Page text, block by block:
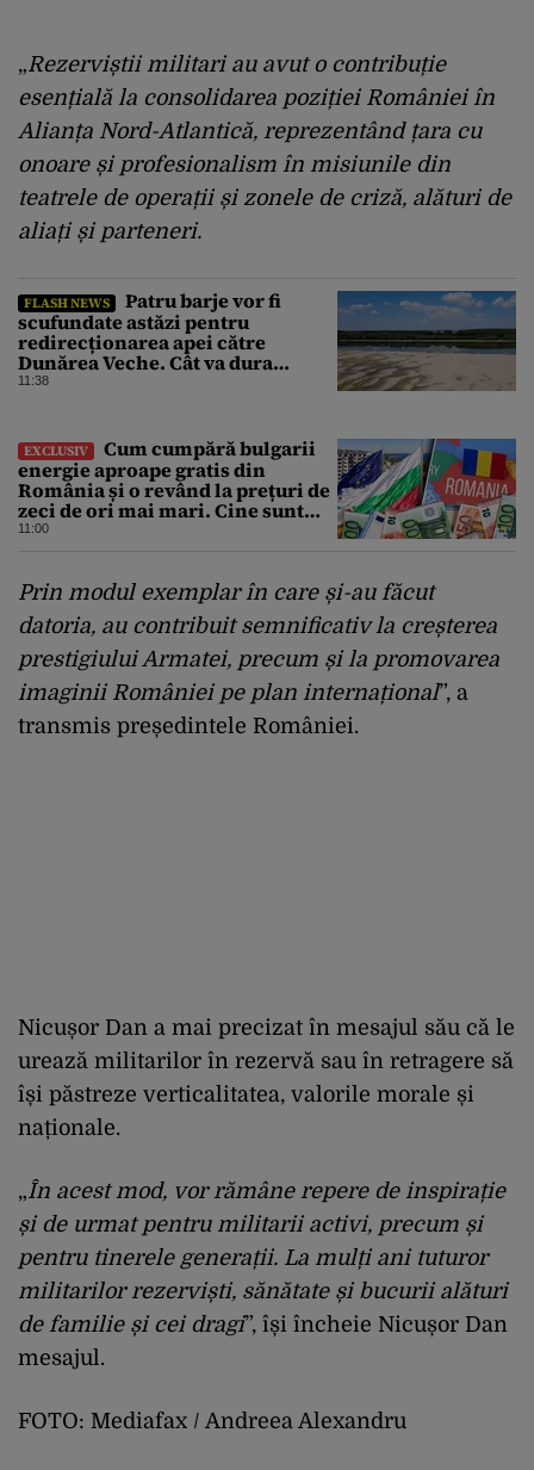
„Rezerviștii militari au avut o contribuție
esențială la consolidarea poziției României în
Alianța Nord-Atlantică, reprezentând țara cu
onoare și profesionalism în misiunile din
teatrele de operații și zonele de criză, alături de
aliați și parteneri.
FLASH NEWS
Patru barje vor fi
scufundate astăzi pentru
redirecționarea apei către
Dunărea Veche. Cât va dura
operațiunea
11:38
EXCLUSIV
Cum cumpără bulgarii
energie aproape gratis din
România și o revând la prețuri de
zeci de ori mai mari. Cine sunt
noii „băieți deștepți” din energie
11:00
Prin modul exemplar în care și-au făcut
datoria, au contribuit semnificativ la creșterea
prestigiului Armatei, precum și la promovarea
imaginii României pe plan internațional”, a
transmis președintele României.
Nicușor Dan a mai precizat în mesajul său că le
urează militarilor în rezervă sau în retragere să
își păstreze verticalitatea, valorile morale și
naționale.
„În acest mod, vor rămâne repere de inspirație
și de urmat pentru militarii activi, precum și
pentru tinerele generații. La mulți ani tuturor
militarilor rezerviști, sănătate și bucurii alături
de familie și cei dragi”, își încheie Nicușor Dan
mesajul.
FOTO: Mediafax / Andreea Alexandru